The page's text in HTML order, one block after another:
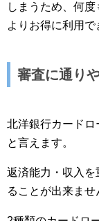
しまうため、何
よりお得に利用で
審査に通り
北洋銀行カード
と言えます。
返済能力・収入
ることが出来ませ